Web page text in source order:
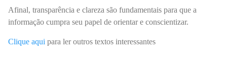
Afinal, transparência e clareza são fundamentais para que a
informação cumpra seu papel de orientar e conscientizar.
Clique aqui para ler outros textos interessantes